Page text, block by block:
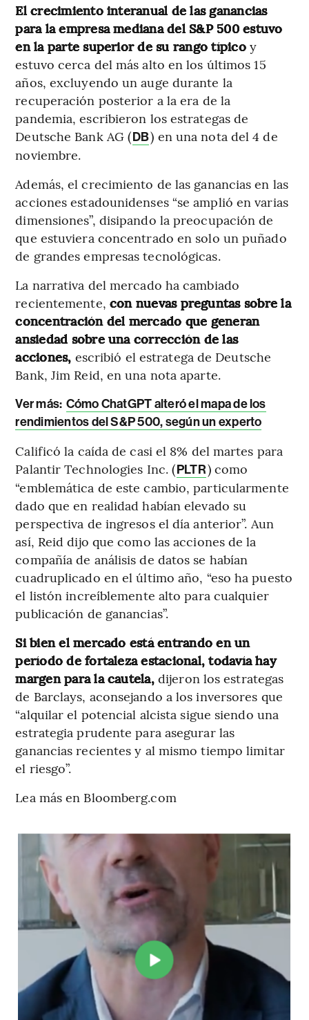
El crecimiento interanual de las ganancias
para la empresa mediana del S&P 500 estuvo
en la parte superior de su rango típico y
estuvo cerca del más alto en los últimos 15
años, excluyendo un auge durante la
recuperación posterior a la era de la
pandemia, escribieron los estrategas de
Deutsche Bank AG (DB) en una nota del 4 de
noviembre.
Además, el crecimiento de las ganancias en las
acciones estadounidenses “se amplió en varias
dimensiones”, disipando la preocupación de
que estuviera concentrado en solo un puñado
de grandes empresas tecnológicas.
La narrativa del mercado ha cambiado
recientemente, con nuevas preguntas sobre la
concentración del mercado que generan
ansiedad sobre una corrección de las
acciones, escribió el estratega de Deutsche
Bank, Jim Reid, en una nota aparte.
Ver más: Cómo ChatGPT alteró el mapa de los
rendimientos del S&P 500, según un experto
Calificó la caída de casi el 8% del martes para
Palantir Technologies Inc. (PLTR) como
“emblemática de este cambio, particularmente
dado que en realidad habían elevado su
perspectiva de ingresos el día anterior”. Aun
así, Reid dijo que como las acciones de la
compañía de análisis de datos se habían
cuadruplicado en el último año, “eso ha puesto
el listón increíblemente alto para cualquier
publicación de ganancias”.
Si bien el mercado está entrando en un
período de fortaleza estacional, todavía hay
margen para la cautela,dijeron los estrategas
de Barclays, aconsejando a los inversores que
“alquilar el potencial alcista sigue siendo una
estrategia prudente para asegurar las
ganancias recientes y al mismo tiempo limitar
el riesgo”.
Lea más en Bloomberg.com